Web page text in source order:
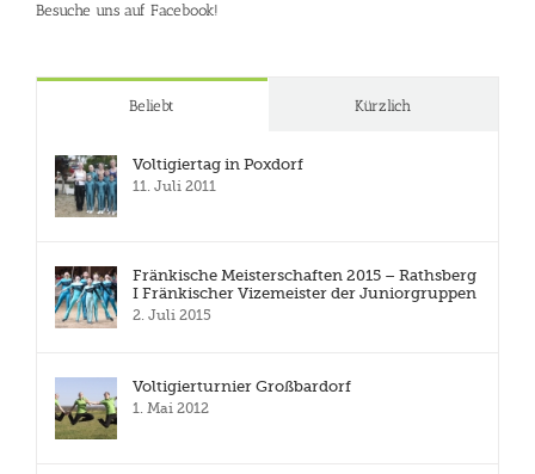
Besuche uns auf Facebook!
Beliebt Kürzlich
Voltigiertag in Poxdorf
11. Juli 2011
Fränkische Meisterschaften 2015 – Rathsberg
I Fränkischer Vizemeister der Juniorgruppen
2. Juli 2015
Voltigierturnier Großbardorf
1. Mai 2012